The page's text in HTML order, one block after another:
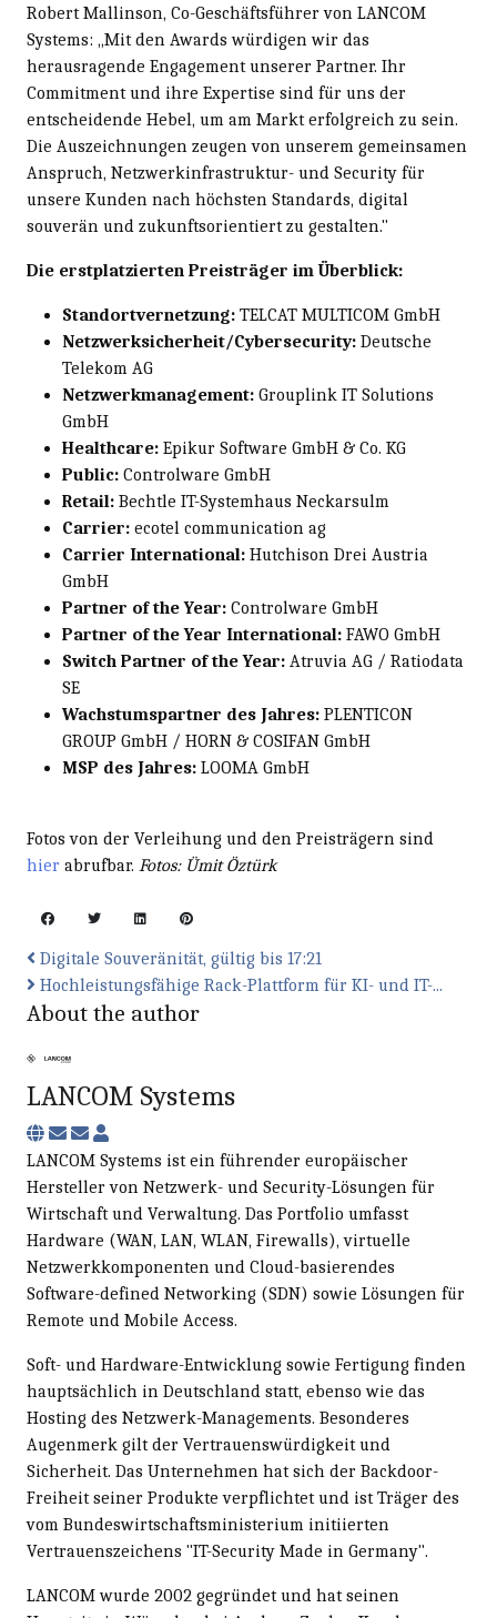
Robert Mallinson, Co-Geschäftsführer von LANCOM
Systems: „Mit den Awards würdigen wir das
herausragende Engagement unserer Partner. Ihr
Commitment und ihre Expertise sind für uns der
entscheidende Hebel, um am Markt erfolgreich zu sein.
Die Auszeichnungen zeugen von unserem gemeinsamen
Anspruch, Netzwerkinfrastruktur- und Security für
unsere Kunden nach höchsten Standards, digital
souverän und zukunftsorientiert zu gestalten."
Die erstplatzierten Preisträger im Überblick:
Standortvernetzung: TELCAT MULTICOM GmbH
Netzwerksicherheit/Cybersecurity: Deutsche
Telekom AG
Netzwerkmanagement: Grouplink IT Solutions
GmbH
Healthcare: Epikur Software GmbH & Co. KG
Public: Controlware GmbH
Retail: Bechtle IT-Systemhaus Neckarsulm
Carrier: ecotel communication ag
Carrier International: Hutchison Drei Austria
GmbH
Partner of the Year: Controlware GmbH
Partner of the Year International: FAWO GmbH
Switch Partner of the Year: Atruvia AG / Ratiodata
SE
Wachstumspartner des Jahres: PLENTICON
GROUP GmbH / HORN & COSIFAN GmbH
MSP des Jahres: LOOMA GmbH
Fotos von der Verleihung und den Preisträgern sind
hier abrufbar. Fotos: Ümit Öztürk
Digitale Souveränität, gültig bis 17:21
Hochleistungsfähige Rack-Plattform für KI- und IT-...
About the author
LANCOM Systems
Subscribe to updates from author
Unsubscribe to updates from author
LANCOM Systems
LANCOM Systems ist ein führender europäischer
Hersteller von Netzwerk- und Security-Lösungen für
Wirtschaft und Verwaltung. Das Portfolio umfasst
Hardware (WAN, LAN, WLAN, Firewalls), virtuelle
Netzwerkkomponenten und Cloud-basierendes
Software-defined Networking (SDN) sowie Lösungen für
Remote und Mobile Access.
Soft- und Hardware-Entwicklung sowie Fertigung finden
hauptsächlich in Deutschland statt, ebenso wie das
Hosting des Netzwerk-Managements. Besonderes
Augenmerk gilt der Vertrauenswürdigkeit und
Sicherheit. Das Unternehmen hat sich der Backdoor-
Freiheit seiner Produkte verpflichtet und ist Träger des
vom Bundeswirtschaftsministerium initiierten
Vertrauenszeichens "IT-Security Made in Germany".
LANCOM wurde 2002 gegründet und hat seinen